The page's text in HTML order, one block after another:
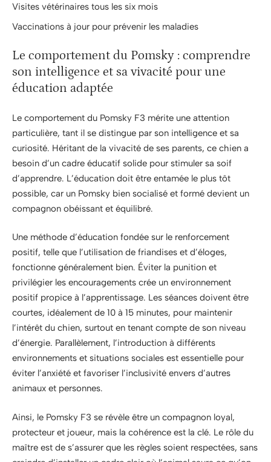
Visites vétérinaires tous les six mois
Vaccinations à jour pour prévenir les maladies
Le comportement du Pomsky : comprendre
son intelligence et sa vivacité pour une
éducation adaptée
Le comportement du Pomsky F3 mérite une attention
particulière, tant il se distingue par son intelligence et sa
curiosité. Héritant de la vivacité de ses parents, ce chien a
besoin d’un cadre éducatif solide pour stimuler sa soif
d’apprendre. L’éducation doit être entamée le plus tôt
possible, car un Pomsky bien socialisé et formé devient un
compagnon obéissant et équilibré.
Une méthode d’éducation fondée sur le renforcement
positif, telle que l’utilisation de friandises et d’éloges,
fonctionne généralement bien. Éviter la punition et
privilégier les encouragements crée un environnement
positif propice à l’apprentissage. Les séances doivent être
courtes, idéalement de 10 à 15 minutes, pour maintenir
l’intérêt du chien, surtout en tenant compte de son niveau
d’énergie. Parallèlement, l’introduction à différents
environnements et situations sociales est essentielle pour
éviter l’anxiété et favoriser l’inclusivité envers d’autres
animaux et personnes.
Ainsi, le Pomsky F3 se révèle être un compagnon loyal,
protecteur et joueur, mais la cohérence est la clé. Le rôle du
maître est de s’assurer que les règles soient respectées, sans